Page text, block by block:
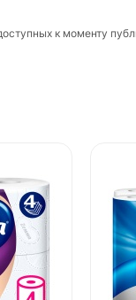
к моменту